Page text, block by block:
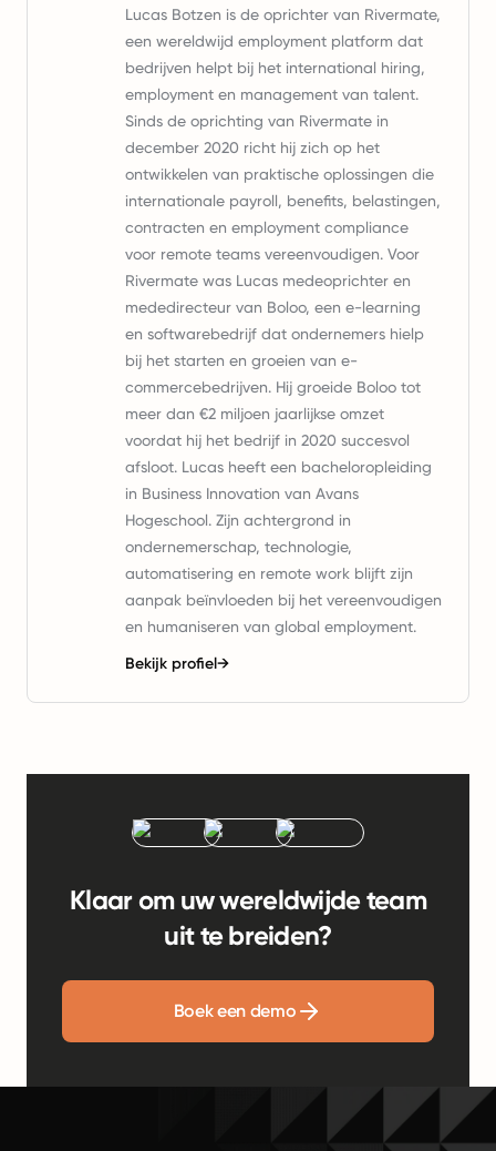
Lucas Botzen is de oprichter van Rivermate,
een wereldwijd employment platform dat
bedrijven helpt bij het international hiring,
employment en management van talent.
Sinds de oprichting van Rivermate in
december 2020 richt hij zich op het
ontwikkelen van praktische oplossingen die
internationale payroll, benefits, belastingen,
contracten en employment compliance
voor remote teams vereenvoudigen. Voor
Rivermate was Lucas medeoprichter en
mededirecteur van Boloo, een e-learning
en softwarebedrijf dat ondernemers hielp
bij het starten en groeien van e-
commercebedrijven. Hij groeide Boloo tot
meer dan €2 miljoen jaarlijkse omzet
voordat hij het bedrijf in 2020 succesvol
afsloot. Lucas heeft een bacheloropleiding
in Business Innovation van Avans
Hogeschool. Zijn achtergrond in
ondernemerschap, technologie,
automatisering en remote work blijft zijn
aanpak beïnvloeden bij het vereenvoudigen
en humaniseren van global employment.
Bekijk profiel→
Klaar om uw wereldwijde team
uit te breiden?
Boek een demo